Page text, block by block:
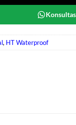
, HT Waterproof